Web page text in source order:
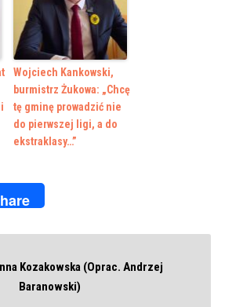
Wojciech Kankowski,
burmistrz Żukowa: „Chcę
tę gminę prowadzić nie
do pierwszej ligi, a do
ekstraklasy…”
Kozakowska (Oprac. Andrzej
Baranowski)